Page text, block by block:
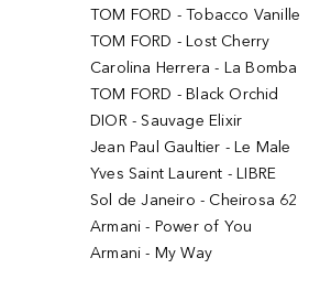
TOM FORD - Tobacco Vanille
TOM FORD - Lost Cherry
Carolina Herrera - La Bomba
TOM FORD - Black Orchid
DIOR - Sauvage Elixir
Jean Paul Gaultier - Le Male
Yves Saint Laurent - LIBRE
Sol de Janeiro - Cheirosa 62
Armani - Power of You
Armani - My Way